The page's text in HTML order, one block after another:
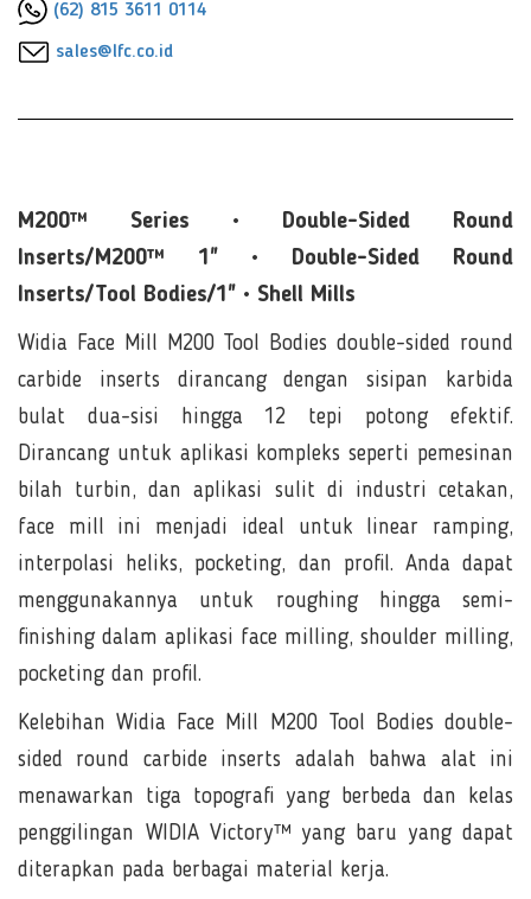
(62) 815 3611 0114
sales@lfc.co.id
M200™ Series • Double-Sided Round
Inserts/M200™ 1" • Double-Sided Round
Inserts/Tool Bodies/1" • Shell Mills
Widia Face Mill M200 Tool Bodies double-sided round
carbide inserts dirancang dengan sisipan karbida
bulat dua-sisi hingga 12 tepi potong efektif.
Dirancang untuk aplikasi kompleks seperti pemesinan
bilah turbin, dan aplikasi sulit di industri cetakan,
face mill ini menjadi ideal untuk linear ramping,
interpolasi heliks, pocketing, dan profil. Anda dapat
menggunakannya untuk roughing hingga semi-
finishing dalam aplikasi face milling, shoulder milling,
pocketing dan profil.
Kelebihan Widia Face Mill M200 Tool Bodies double-
sided round carbide inserts adalah bahwa alat ini
menawarkan tiga topografi yang berbeda dan kelas
penggilingan WIDIA Victory™ yang baru yang dapat
diterapkan pada berbagai material kerja.